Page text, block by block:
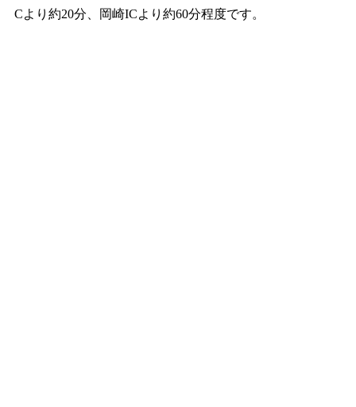
Cより約20分、岡崎ICより約60分程度です。